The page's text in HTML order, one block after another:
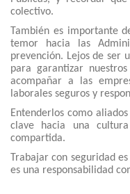
colectivo.
También es importante
temor hacia las
prevención. Lejos de ser
para garantizar
acompañar a las
laborales seguros y
Entenderlos como
clave hacia una
compartida.
Trabajar con seguridad
es una responsabilidad